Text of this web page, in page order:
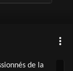
de la